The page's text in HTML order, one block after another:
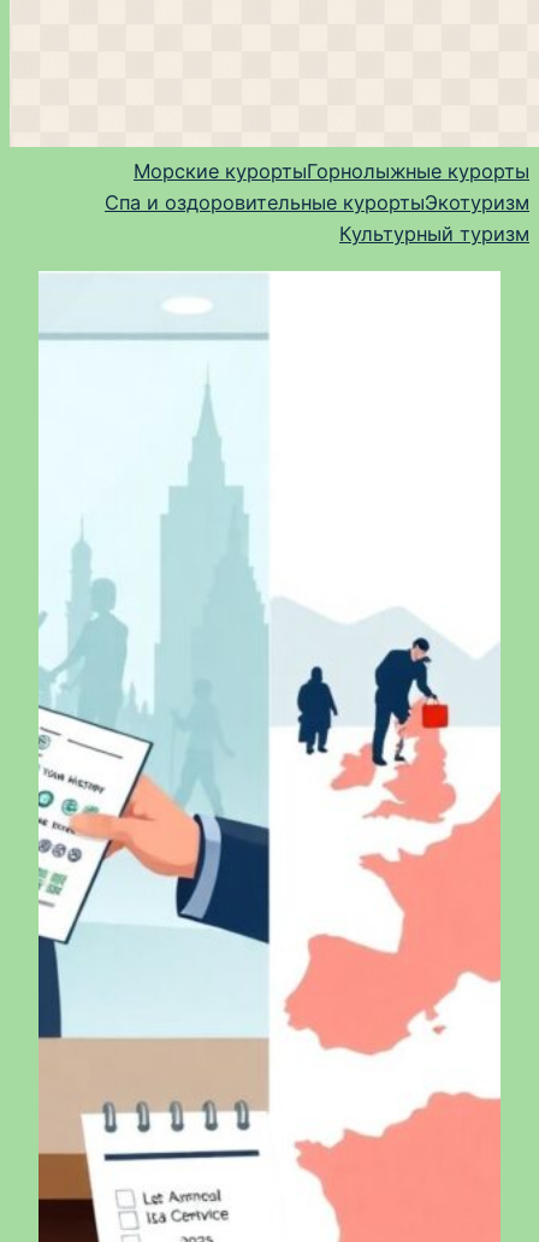
Морские курортыГорнолыжные курорты
Спа и оздоровительные курортыЭкотуризм
Культурный туризм